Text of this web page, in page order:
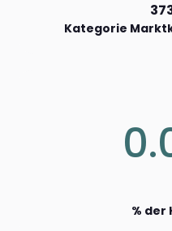
Kategorie
% der